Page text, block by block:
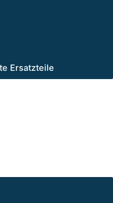
Ersatzteile